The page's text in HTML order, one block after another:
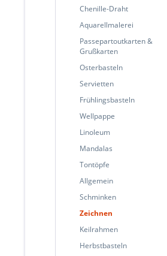
Chenille-Draht
Aquarellmalerei
Passepartoutkarten &
Grußkarten
Osterbasteln
Servietten
Frühlingsbasteln
Wellpappe
Linoleum
Mandalas
Tontöpfe
Allgemein
Schminken
Zeichnen
Keilrahmen
Herbstbasteln